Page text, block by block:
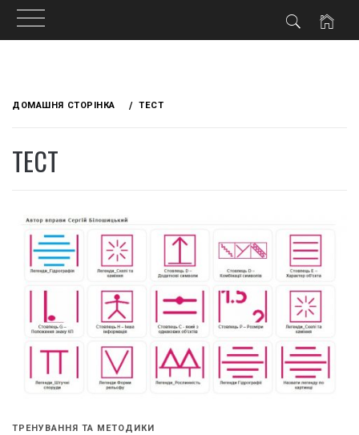
ДОМАШНЯ СТОРІНКА ТЕСТ
ТЕСТ
ТРЕНУВАННЯ ТА МЕТОДИКИ